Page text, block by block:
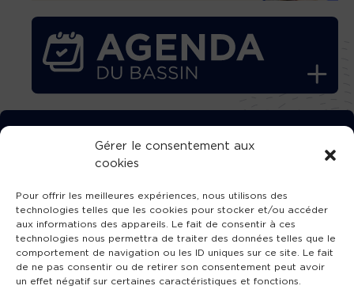
Gérer le consentement aux
cookies
Pour offrir les meilleures expériences, nous utilisons des
technologies telles que les cookies pour stocker et/ou accéder
aux informations des appareils. Le fait de consentir à ces
technologies nous permettra de traiter des données telles que le
comportement de navigation ou les ID uniques sur ce site. Le fait
de ne pas consentir ou de retirer son consentement peut avoir
un effet négatif sur certaines caractéristiques et fonctions.
TÉLÉCHARGEZ GRATUITEMENT
L’APPLICATION TVBA !
SUIVEZ-NOUS !